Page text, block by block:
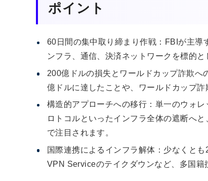
ポイント
60日間の集中取り締まり作戦：FBIが主
ンフラ、通信、決済ネットワークを標的
200億ドルの損失とワールドカップ詐欺
億ドルに達したことや、ワールドカップ
構造的アプローチへの移行：単一のウォ
ロトコルといったインフラ全体の遮断へ
で注目されます。
国際連携によるインフラ解体：少なくと
VPN Serviceのテイクダウンなど、多国籍